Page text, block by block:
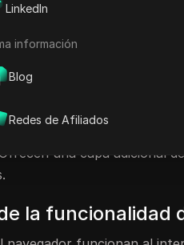
LinkedIn
información
Blog
Redes de Afiliados
de Firefox).
extensiones de navegador
: Evitan
: Brindeasistencia en
una capa adicional
la funcionalidad